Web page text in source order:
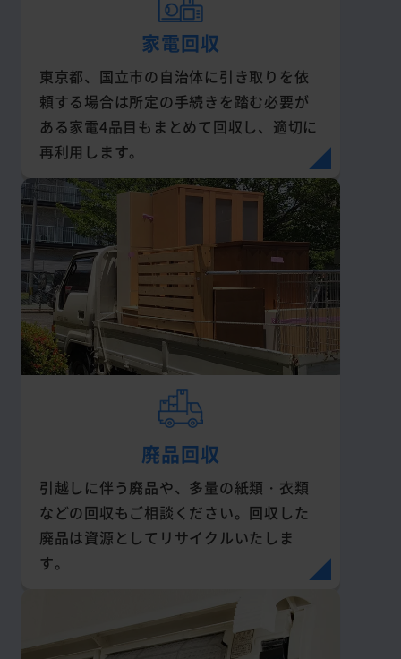
家電回収
東京都、国立市の自治体に引き取りを依
頼する場合は所定の手続きを踏む必要が
ある家電4品目もまとめて回収し、適切に
再利用します。
廃品回収
引越しに伴う廃品や、多量の紙類・衣類
などの回収もご相談ください。回収した
廃品は資源としてリサイクルいたしま
す。